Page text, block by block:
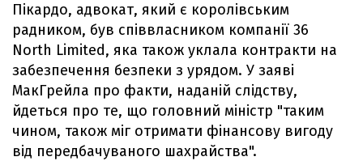
Пікардо, адвокат, який є королівським
радником, був співвласником компанії 36
North Limited, яка також уклала контракти на
забезпечення безпеки з урядом. У заяві
МакГрейла про факти, наданій слідству,
йдеться про те, що головний міністр "таким
чином, також міг отримати фінансову вигоду
від передбачуваного шахрайства".